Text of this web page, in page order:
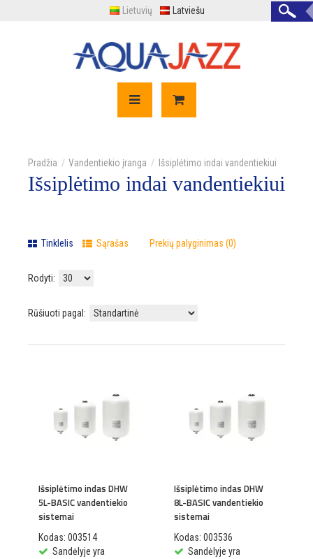
Lietuvių Latviešu
Vandentiekio įranga Išsiplėtimo indai vandentiekiui
Išsiplėtimo indai vandentiekiui
Tinklelis Sąrašas Prekių palyginimas (0)
Rodyti:
Rūšiuoti pagal:
Išsiplėtimo indas DHW
5L-BASIC vandentiekio
sistemai
Kodas: 003514
Sandėlyje yra
Išsiplėtimo indas DHW
8L-BASIC vandentiekio
sistemai
Kodas: 003536
Sandėlyje yra